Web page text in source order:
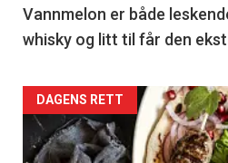
Left
Vannmelon er både
whisky og litt til får den
Articler
-
DAGENS RETT